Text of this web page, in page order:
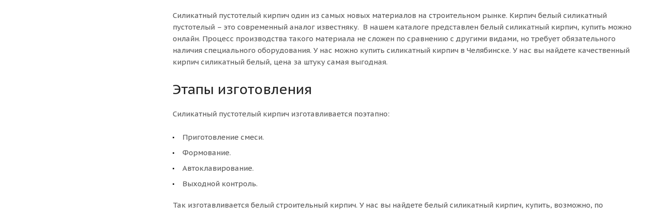
Силикатный пустотелый кирпич один из самых новых материалов на строительном рынке. Кирпич белый силикатный
пустотелый – это современный аналог известняку. В нашем каталоге представлен белый силикатный кирпич, купить можно
онлайн. Процесс производства такого материала не сложен по сравнению с другими видами, но требует обязательного
наличия специального оборудования. У нас можно купить силикатный кирпич в Челябинске. У нас вы найдете качественный
кирпич силикатный белый, цена за штуку самая выгодная.
Этапы изготовления
Силикатный пустотелый кирпич изготавливается поэтапно:
Приготовление смеси.
Формование.
Автоклавирование.
Выходной контроль.
Так изготавливается белый строительный кирпич. У нас вы найдете белый силикатный кирпич, купить, возможно, по